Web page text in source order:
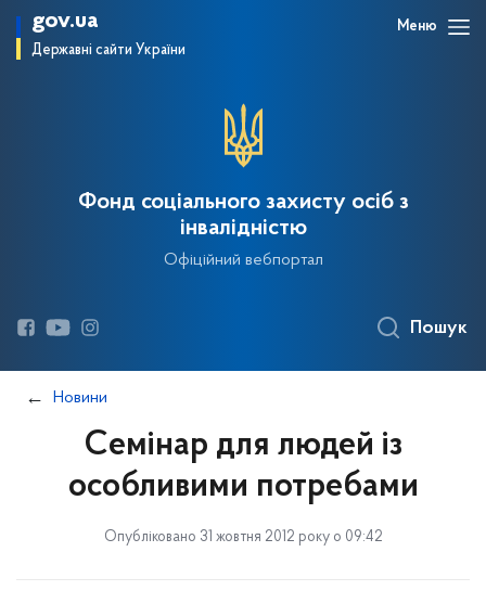
gov.ua
Державні сайти України
Меню
Фонд соціального захисту осіб з
інвалідністю
Офіційний вебпортал
Пошук
Новини
Семінар для людей із
особливими потребами
Опубліковано 31 жовтня 2012 року о 09:42